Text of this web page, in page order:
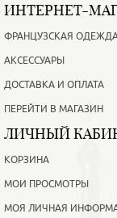
ИНТЕРНЕТ-
ФРАНЦУЗСКАЯ
АКСЕССУАРЫ
ДОСТАВКА И ОПЛАТА
ПЕРЕЙТИ В МАГАЗИН
ЛИЧНЫЙ
КОРЗИНА
МОИ ПРОСМОТРЫ
МОЯ ЛИЧНАЯ